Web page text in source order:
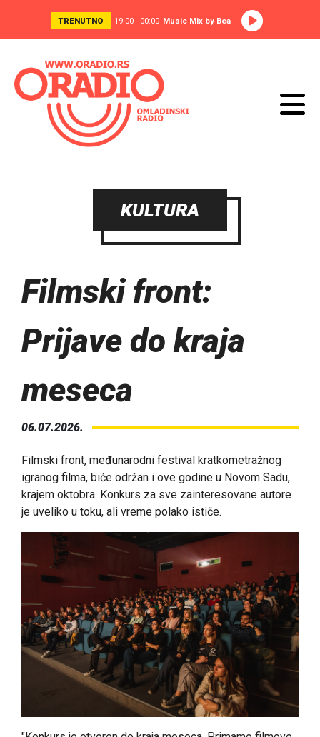
TRENUTNO 19:00 - 00:00 Music Mix by Bea
KULTURA
Filmski front:
Prijave do kraja
meseca
06.07.2026.
Filmski front, međunarodni festival kratkometražnog
igranog filma, biće održan i ove godine u Novom Sadu,
krajem oktobra. Konkurs za sve zainteresovane autore
je uveliko u toku, ali vreme polako ističe.